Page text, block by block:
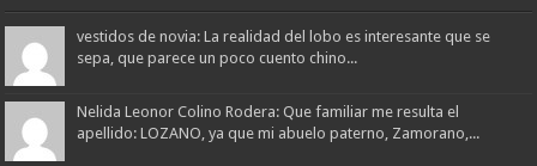
vestidos de novia: La realidad del lobo es interesante que se
sepa, que parece un poco cuento chino...
Nelida Leonor Colino Rodera: Que familiar me resulta el
apellido: LOZANO, ya que mi abuelo paterno, Zamorano,...